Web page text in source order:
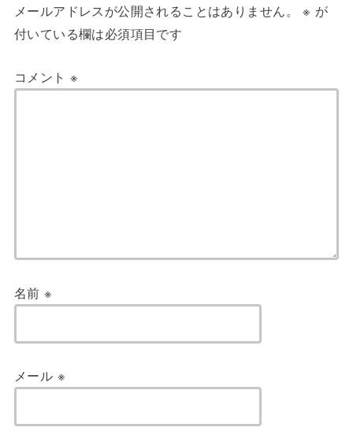
メールアドレスが公開されることはありません。 ※ が
付いている欄は必須項目です
コメント ※
名前※
メール ※